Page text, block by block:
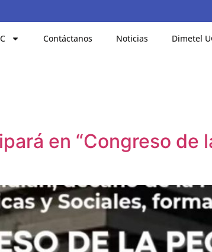
Contáctanos Noticias Dimetel
en “Congreso de